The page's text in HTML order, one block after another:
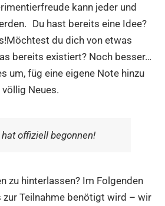
kann jeder und
Du hast bereits eine Idee?
du dich von etwas
bereits existiert? Noch besser…
um, füg eine eigene Note hinzu
Neues.
offiziell begonnen!
zu hinterlassen? Im Folgenden
zur Teilnahme benötigt wird – wir